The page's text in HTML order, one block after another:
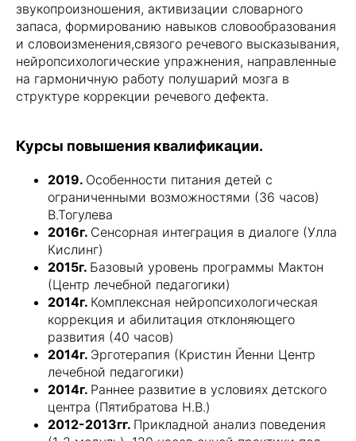
звукопроизношения, активизации словарного
запаса, формированию навыков словообразования
и словоизменения,связого речевого высказывания,
нейропсихологические упражнения, направленные
на гармоничную работу полушарий мозга в
структуре коррекции речевого дефекта.
Курсы повышения квалификации.
2019. Особенности питания детей с
ограниченными возможностями (36 часов)
В.Тогулева
2016г. Сенсорная интеграция в диалоге (Улла
Кислинг)
2015г. Базовый уровень программы Мактон
(Центр лечебной педагогики)
2014г. Комплексная нейропсихологическая
коррекция и абилитация отклоняющего
развития (40 часов)
2014г. Эрготерапия (Кристин Йенни Центр
лечебной педагогики)
2014г. Раннее развитие в условиях детского
центра (Пятибратова Н.В.)
2012-2013гг. Прикладной анализ поведения